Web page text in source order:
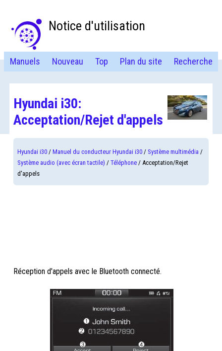
Notice d'utilisation
Manuels Nouveau Top Plan du site Recherche
Hyundai i30:
Acceptation/Rejet d'appels
Hyundai i30 /Manuel du conducteur Hyundai i30 / Système multimédia /
Système audio (avec écran tactile) /Téléphone / Acceptation/Rejet
d'appels
Réception d'appels avec le Bluetooth connecté.